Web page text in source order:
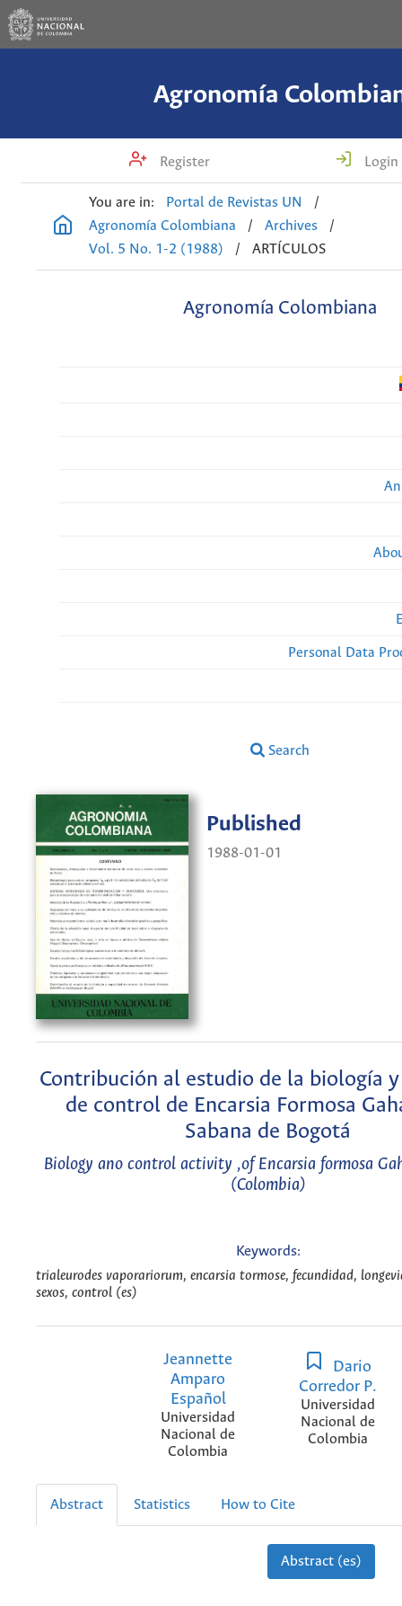
Agronomía
Register Login
You are in: Portal de Revistas UN
/
Agronomía Colombiana
/ Archives
/
Vol. 5 No. 1-2 (1988)
/ ARTÍCULOS
Agronomía Colombiana
Personal Data
Search
Published
1988-01-01
Contribución al estudio de la biología
de control de Encarsia Formosa
Sabana de Bogotá
Biology ano control activity ,of Encarsia formosa
(Colombia)
Keywords:
trialeurodes vaporariorum, encarsia tormose, fecundidad,
sexos, control (es)
Jeannette
Amparo
Español
Universidad
Nacional de
Colombia
Dario
Corredor P.
Universidad
Nacional de
Colombia
Abstract Statistics How to Cite
Abstract (es)